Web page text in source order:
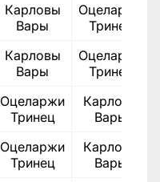
Карловы
Вары
Оцеларжи
Тринец
Карловы
Вары
Оцеларжи
Тринец
Оцеларжи
Тринец
Карловы
Вары
Оцеларжи
Тринец
Карловы
Вары